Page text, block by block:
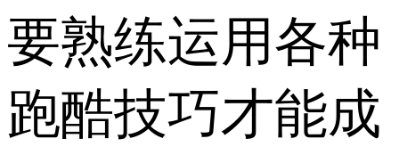
要熟练运用各种
跑酷技巧才能成